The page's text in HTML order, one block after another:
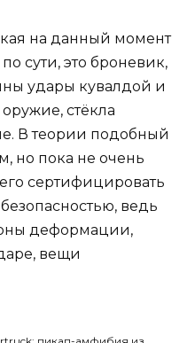
на данный момент
сути, это броневик,
удары кувалдой и
стёкла
В теории подобный
но пока не очень
сертифицировать
ведь
деформации,
вещи